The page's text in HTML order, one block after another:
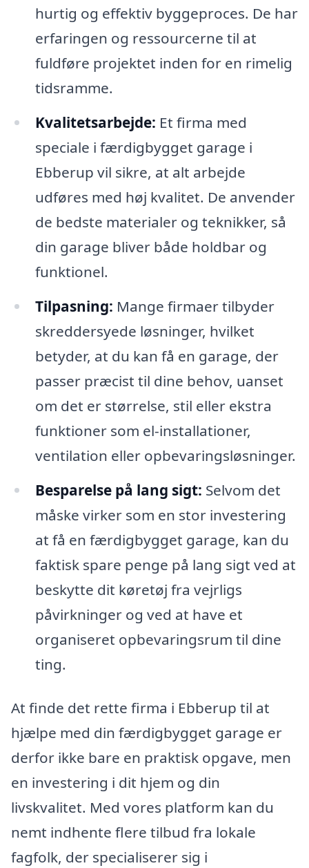
hurtig og effektiv byggeproces. De har
erfaringen og ressourcerne til at
fuldføre projektet inden for en rimelig
tidsramme.
Kvalitetsarbejde: Et firma med
speciale i færdigbygget garage i
Ebberup vil sikre, at alt arbejde
udføres med høj kvalitet. De anvender
de bedste materialer og teknikker, så
din garage bliver både holdbar og
funktionel.
Tilpasning: Mange firmaer tilbyder
skreddersyede løsninger, hvilket
betyder, at du kan få en garage, der
passer præcist til dine behov, uanset
om det er størrelse, stil eller ekstra
funktioner som el-installationer,
ventilation eller opbevaringsløsninger.
Besparelse på lang sigt: Selvom det
måske virker som en stor investering
at få en færdigbygget garage, kan du
faktisk spare penge på lang sigt ved at
beskytte dit køretøj fra vejrligs
påvirkninger og ved at have et
organiseret opbevaringsrum til dine
ting.
At finde det rette firma i Ebberup til at
hjælpe med din færdigbygget garage er
derfor ikke bare en praktisk opgave, men
en investering i dit hjem og din
livskvalitet. Med vores platform kan du
nemt indhente flere tilbud fra lokale
fagfolk, der specialiserer sig i